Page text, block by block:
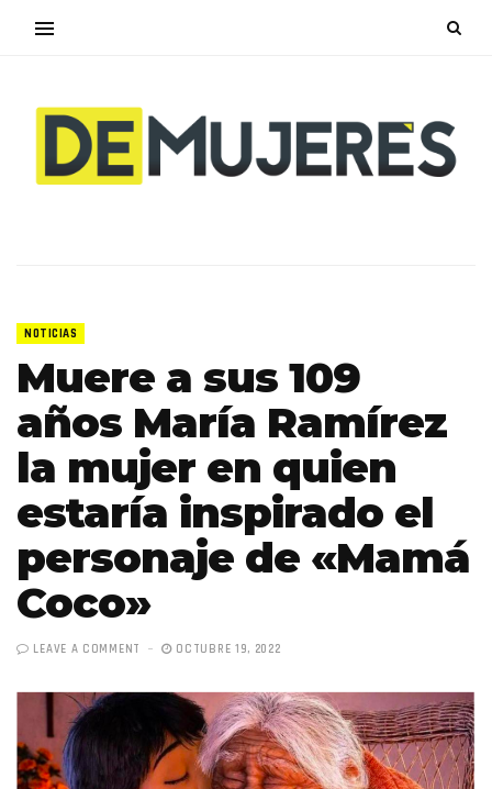
NOTICIAS
Muere a sus 109
años María Ramírez
la mujer en quien
estaría inspirado el
personaje de «Mamá
Coco»
LEAVE A COMMENT OCTUBRE 19, 2022